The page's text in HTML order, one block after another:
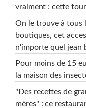
vraiment : cette
On le trouve à tous
boutiques, cet
n'importe quel jean
Pour moins de 15
la maison des
"Des recettes de
mères" : ce